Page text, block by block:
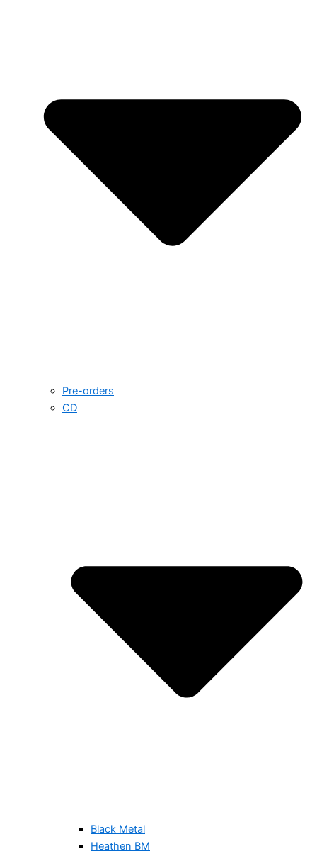
Pre-orders
CD
Black Metal
Heathen BM